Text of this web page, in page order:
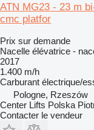
ATN MG23 - 23 m
cmc platfor
Prix sur demande
Nacelle élévatrice -
2017
1.400 m/h
Carburant électrique/
Pologne, Rzeszów
Center Lifts Polska
Contacter le vendeur